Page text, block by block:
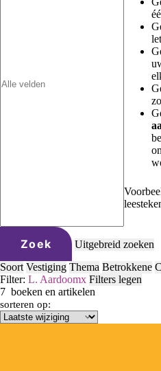
Zoek
Uitgebreid zoeken
Soort Vestiging Thema Betrokkene
Filter: L. Aardoomx Filters legen
7 boeken en artikelen
sorteren op: